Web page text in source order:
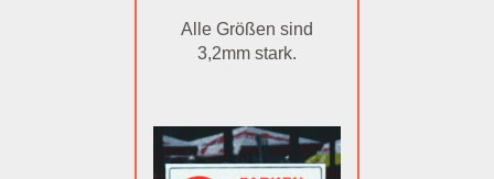
Alle Größen sind
3,2mm stark.